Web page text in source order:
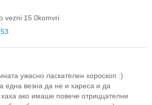
vezni 15 0komvri
ужасно ласкателен хороскоп :)
една везна да не и хареса и да
ако имаше повече отриццателни